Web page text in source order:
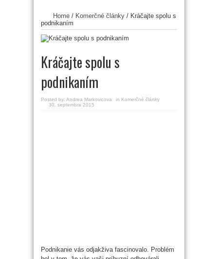
Home / Komerčné články / Kráčajte spolu s
podnikaním
Kráčajte spolu s
podnikaním
Posted by: Andrea Markovicova in Komerčné články
30. septembra 2015
Podnikanie vás odjakživa fascinovalo. Problém